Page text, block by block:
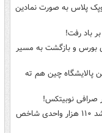
پلاس به صورت نمادین
بورس و بازگشت به مسیر
پالایشگاه چین هم ته
صرافی نوبیتکس!
آغاز سبز بورس با رشد ۱۱۰ هزار واحدی شاخص